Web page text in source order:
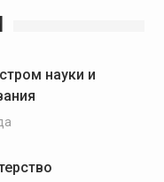
науки и